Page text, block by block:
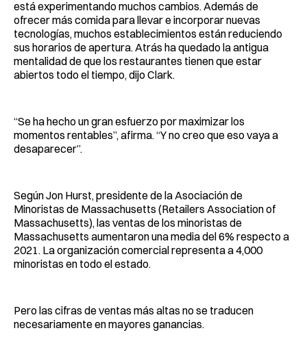
está experimentando muchos cambios. Además de
ofrecer más comida para llevar e incorporar nuevas
tecnologías, muchos establecimientos están reduciendo
sus horarios de apertura. Atrás ha quedado la antigua
mentalidad de que los restaurantes tienen que estar
abiertos todo el tiempo, dijo Clark.
“Se ha hecho un gran esfuerzo por maximizar los
momentos rentables”, afirma. “Y no creo que eso vaya a
desaparecer”.
Según Jon Hurst, presidente de la Asociación de
Minoristas de Massachusetts (Retailers Association of
Massachusetts), las ventas de los minoristas de
Massachusetts aumentaron una media del 6% respecto a
2021. La organización comercial representa a 4,000
minoristas en todo el estado.
Pero las cifras de ventas más altas no se traducen
necesariamente en mayores ganancias.